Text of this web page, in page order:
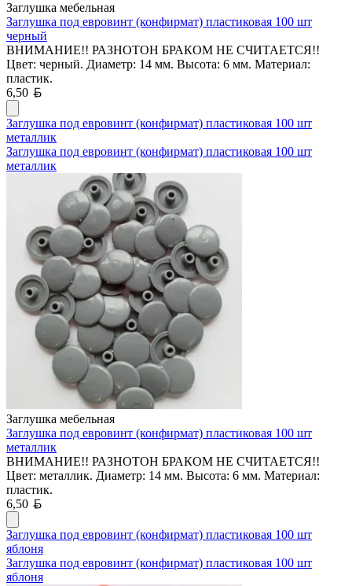
Заглушка мебельная
Заглушка под евровинт (конфирмат) пластиковая 100 шт
черный
ВНИМАНИЕ!! РАЗНОТОН БРАКОМ НЕ СЧИТАЕТСЯ!!
Цвет: черный. Диаметр: 14 мм. Высота: 6 мм. Материал:
пластик.
6,50
Заглушка под евровинт (конфирмат) пластиковая 100 шт
металлик
Заглушка под евровинт (конфирмат) пластиковая 100 шт
металлик
Заглушка мебельная
Заглушка под евровинт (конфирмат) пластиковая 100 шт
металлик
ВНИМАНИЕ!! РАЗНОТОН БРАКОМ НЕ СЧИТАЕТСЯ!!
Цвет: металлик. Диаметр: 14 мм. Высота: 6 мм. Материал:
пластик.
6,50
Заглушка под евровинт (конфирмат) пластиковая 100 шт
яблоня
Заглушка под евровинт (конфирмат) пластиковая 100 шт
яблоня